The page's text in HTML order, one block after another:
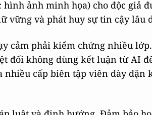
hình ảnh minh họa) cho độc giả
vững và phát huy sự tin cậy lâu
cảm phải kiểm chứng nhiều
đối không dùng kết luận từ AI
nhiều cấp biên tập viên dày